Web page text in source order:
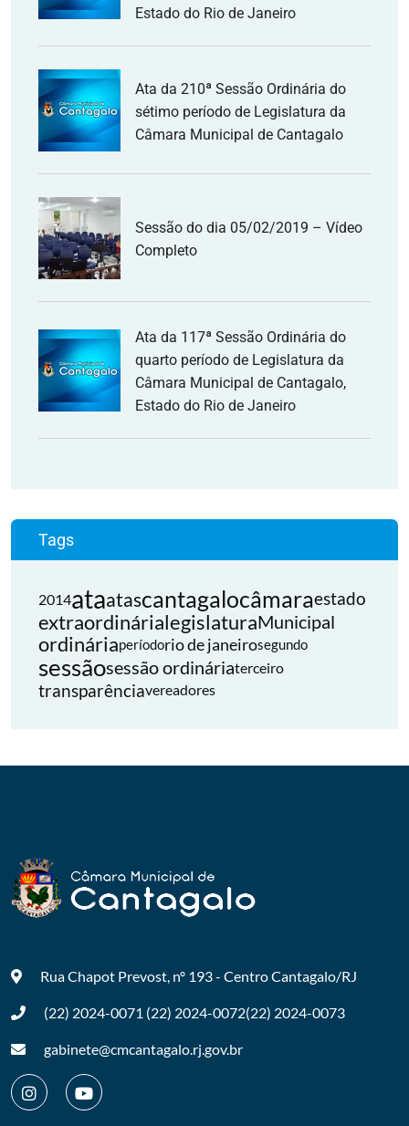
Estado do Rio de Janeiro
Ata da 210ª Sessão Ordinária do
sétimo período de Legislatura da
Câmara Municipal de Cantagalo
Sessão do dia 05/02/2019 – Vídeo
Completo
Ata da 117ª Sessão Ordinária do
quarto período de Legislatura da
Câmara Municipal de Cantagalo,
Estado do Rio de Janeiro
Tags
2014ataatascantagalocâmaraestado
extraordinárialegislaturaMunicipal
ordináriaperíodorio de janeirosegundo
sessãosessão ordináriaterceiro
transparênciavereadores
Rua Chapot Prevost, nº 193 - CentroCantagalo/RJ
(22) 2024-0071 (22) 2024-0072(22) 2024-0073
gabinete@cmcantagalo.rj.gov.br